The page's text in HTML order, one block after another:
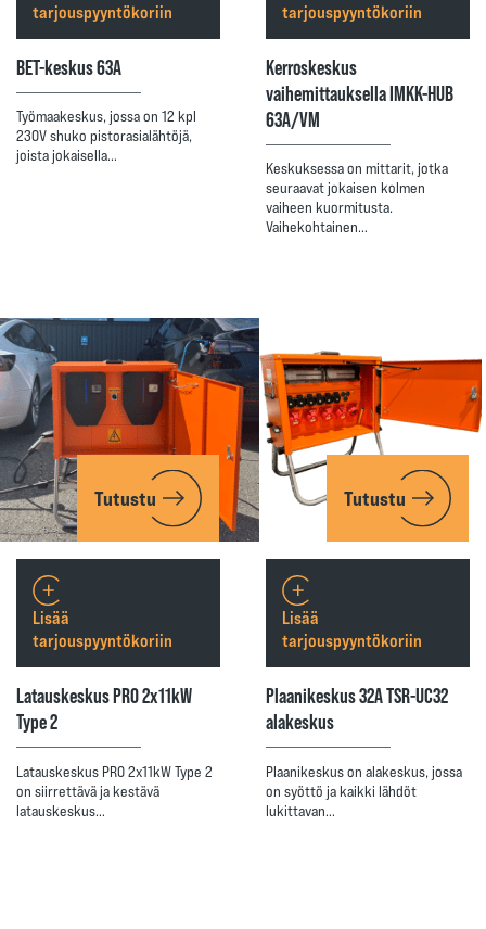
BET-keskus 63A
Työmaakeskus, jossa on 12 kpl
230V shuko pistorasialähtöjä,
joista jokaisella…
tarjouspyyntökoriin
Kerroskeskus
vaihemittauksella IMKK-HUB
63A/VM
Keskuksessa on mittarit, jotka
seuraavat jokaisen kolmen
vaiheen kuormitusta.
Vaihekohtainen…
tarjouspyyntökoriin
Tutustu
Latauskeskus PRO 2x11kW
Type 2
Latauskeskus PRO 2x11kW Type 2
on siirrettävä ja kestävä
latauskeskus…
Lisää
tarjouspyyntökoriin
Tutustu
Plaanikeskus 32A TSR-UC32
alakeskus
Plaanikeskus on alakeskus, jossa
on syöttö ja kaikki lähdöt
lukittavan…
Lisää
tarjouspyyntökoriin